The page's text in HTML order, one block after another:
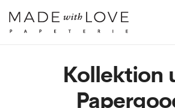
Kollektion